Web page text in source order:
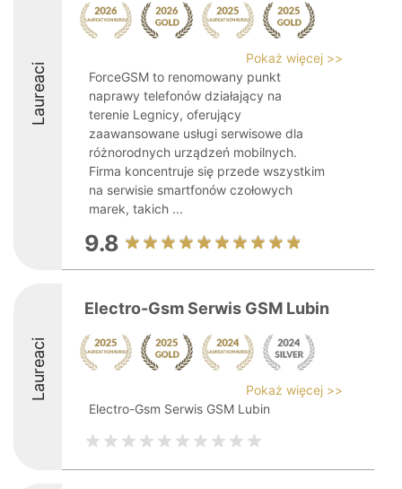
Laureaci
Pokaż więcej >>
ForceGSM to renomowany punkt
naprawy telefonów działający na
terenie Legnicy, oferujący
zaawansowane usługi serwisowe dla
różnorodnych urządzeń mobilnych.
Firma koncentruje się przede wszystkim
na serwisie smartfonów czołowych
marek, takich ...
9.8
Laureaci
Electro-Gsm Serwis GSM Lubin
Pokaż więcej >>
Electro-Gsm Serwis GSM Lubin